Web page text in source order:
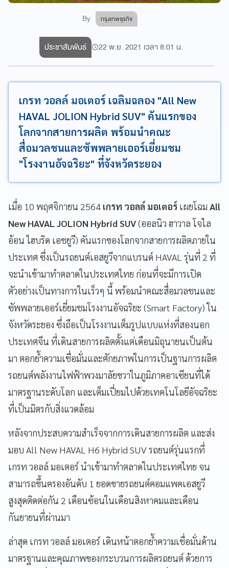
By กรุงเทพธุรกิจ
ประชาสัมพันธ์ 22 พ.ย. 2021 เวลา 8:01 น.
เกรท วอลล์ มอเตอร์ เฉลิมฉลอง "All New
HAVAL JOLION Hybrid SUV" คันแรกของ
โลกจากสายการผลิต พร้อมนำคณะ
สื่อมวลชนและซัพพลายเออร์เยี่ยมชม
"โรงงานอัจฉริยะ" ที่จังหวัดระยอง
เมื่อ 10 พฤศจิกายน 2564 เกรท วอลล์ มอเตอร์ เผยโฉม All
New HAVAL JOLION Hybrid SUV(ออลนิว ฮาวาล โจไล
อ้อน ไฮบริด เอชยูวี) คันแรกของโลกจากสายการผลิตภายใน
ประเทศ ซึ่งเป็นรถยนต์เอสยูวีจากแบรนด์ HAVAL รุ่นที่ 2 ที่
จะนำเข้ามาทำตลาดในประเทศไทย ก่อนที่จะมีการเปิด
ตัวอย่างเป็นทางการในเร็วๆ นี้ พร้อมนำคณะสื่อมวลชนและ
ซัพพลายเออร์เยี่ยมชมโรงงานอัจฉริยะ (Smart Factory) ใน
จังหวัดระยอง ซึ่งถือเป็นโรงงานเต็มรูปแบบแห่งที่สองนอก
ประเทศจีน ที่เดินสายการผลิตตั้งแต่เดือนมิถุนายนเป็นต้น
มา ตอกย้ำความเชื่อมั่นและศักยภาพในการเป็นฐานการผลิต
รถยนต์พลังงานไฟฟ้าพวงมาลัยขวาในภูมิภาคอาเซียนที่ได้
มาตรฐานระดับโลก และเต็มเปี่ยมไปด้วยเทคโนโลยีอัจฉริยะ
ที่เป็นมิตรกับสิ่งแวดล้อม
หลังจากประสบความสำเร็จจากการเดินสายการผลิต และส่ง
มอบ All New HAVAL H6 Hybrid SUV รถยนต์รุ่นแรกที่
เกรท วอลล์ มอเตอร์ นำเข้ามาทำตลาดในประเทศไทย จน
สามารถขึ้นครองอันดับ 1 ยอดขายรถยนต์คอมแพคเอสยูวี
สูงสุดติดต่อกัน 2 เดือนซ้อนในเดือนสิงหาคมและเดือน
กันยายนที่ผ่านมา
ล่าสุด เกรท วอลล์ มอเตอร์ เดินหน้าตอกย้ำความเชื่อมั่นด้าน
มาตรฐานและคุณภาพของกระบวนการผลิตรถยนต์ ด้วยการ